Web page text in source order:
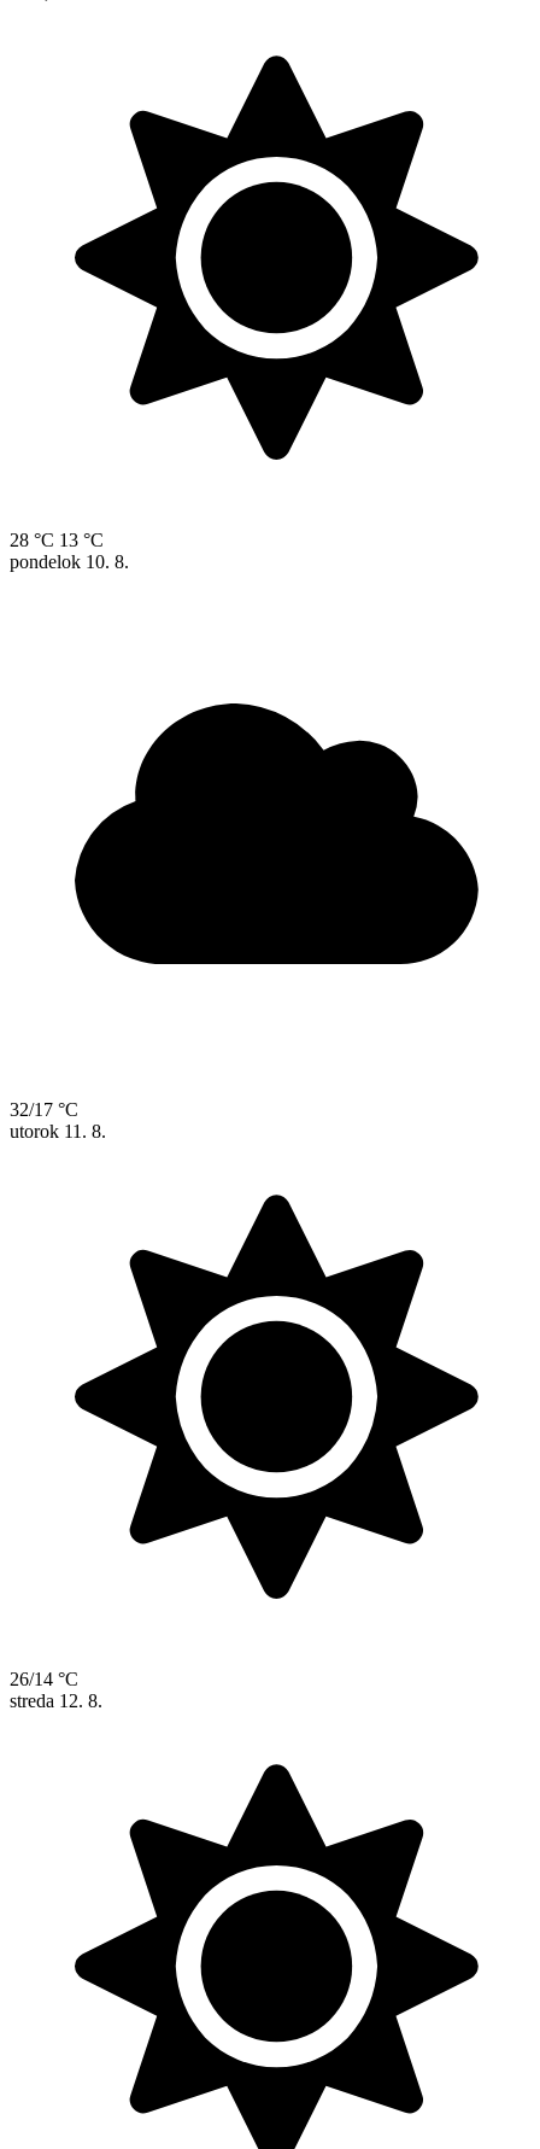
28 °C 13 °C
pondelok 10. 8.
32/17 °C
utorok 11. 8.
26/14 °C
streda 12. 8.